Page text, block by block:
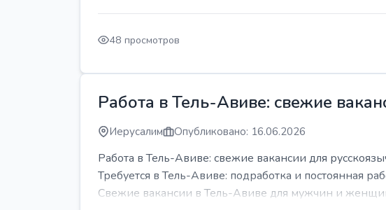
48 просмотров
Работа в Тель-Авиве: свежие
Иерусалим Опубликовано: 16.06.2026
Работа в Тель-Авиве: свежие вакансии для
Требуется в Тель-Авиве: подработка и постоянная
Свежие вакансии в Тель-Авиве для мужчин и